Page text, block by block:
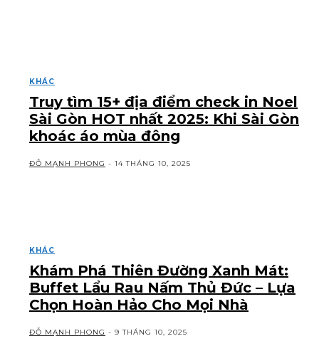
KHÁC
Truy tìm 15+ địa điểm check in Noel
Sài Gòn HOT nhất 2025: Khi Sài Gòn
khoác áo mùa đông
ĐỖ MẠNH PHONG - 14 THÁNG 10, 2025
KHÁC
Khám Phá Thiên Đường Xanh Mát:
Buffet Lẩu Rau Nấm Thủ Đức – Lựa
Chọn Hoàn Hảo Cho Mọi Nhà
ĐỖ MẠNH PHONG - 9 THÁNG 10, 2025